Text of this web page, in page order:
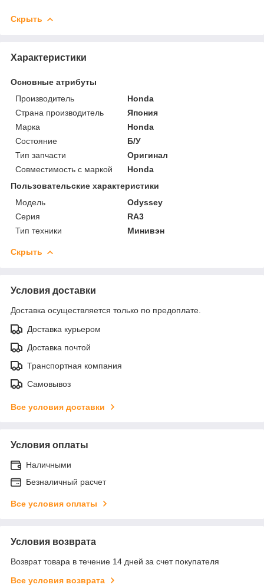
Скрыть
Характеристики
Основные атрибуты
Производитель
Honda
Страна производитель
Япония
Марка
Honda
Состояние
Б/У
Тип запчасти
Оригинал
Совместимость с маркой
Honda
Пользовательские характеристики
Модель
Odyssey
Серия
RA3
Тип техники
Минивэн
Скрыть
Условия доставки
Доставка осуществляется только по предоплате.
Доставка курьером
Доставка почтой
Транспортная компания
Самовывоз
Все условия доставки
Условия оплаты
Наличными
Безналичный расчет
Все условия оплаты
Условия возврата
Возврат товара в течение 14 дней за счет покупателя
Все условия возврата